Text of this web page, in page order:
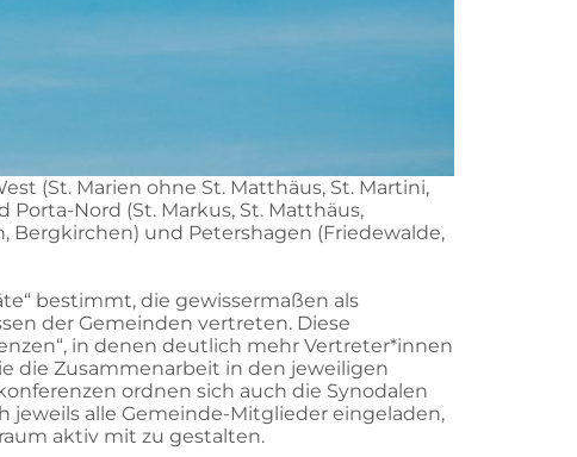
(St. Marien ohne St. Matthäus, St. Martini,
Porta-Nord (St. Markus, St. Matthäus,
Bergkirchen) und Petershagen (Friedewalde,
bestimmt, die gewissermaßen als
der Gemeinden vertreten. Diese
in denen deutlich mehr Vertreter*innen
die Zusammenarbeit in den jeweiligen
ordnen sich auch die Synodalen
jeweils alle Gemeinde-Mitglieder eingeladen,
aktiv mit zu gestalten.